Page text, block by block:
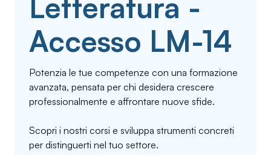
Letteratura -
Accesso LM-14
Potenzia le tue competenze con una formazione
avanzata, pensata per chi desidera crescere
professionalmente e affrontare nuove sfide.
Scopri i nostri corsi e sviluppa strumenti concreti
per distinguerti nel tuo settore.